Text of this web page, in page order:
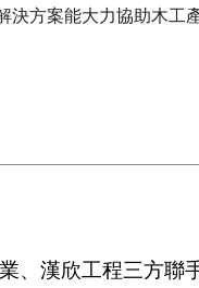
方案能大力協助木工
、漢欣工程三方